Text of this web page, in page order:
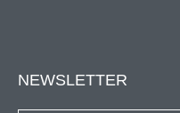
NEWSLETTER